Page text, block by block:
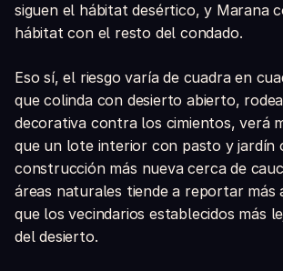
siguen el hábitat desértico, y Marana
hábitat con el resto del condado.
Eso sí, el riesgo varía de cuadra en
que colinda con desierto abierto,
decorativa contra los cimientos, verá
que un lote interior con pasto y jardín
construcción más nueva cerca de
áreas naturales tiende a reportar más
que los vecindarios establecidos más
del desierto.